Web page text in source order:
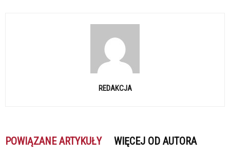
REDAKCJA
POWIĄZANE ARTYKUŁY WIĘCEJ OD AUTORA